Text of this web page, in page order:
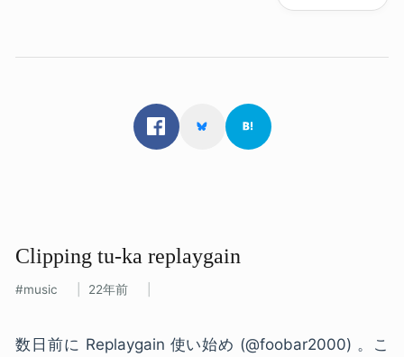
Clipping tu-ka replaygain
music 22年前
数日前に Replaygain 使い始め (@foobar2000) 。こ